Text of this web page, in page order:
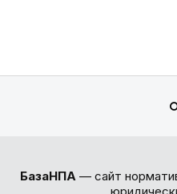
БазаНПА — сайт